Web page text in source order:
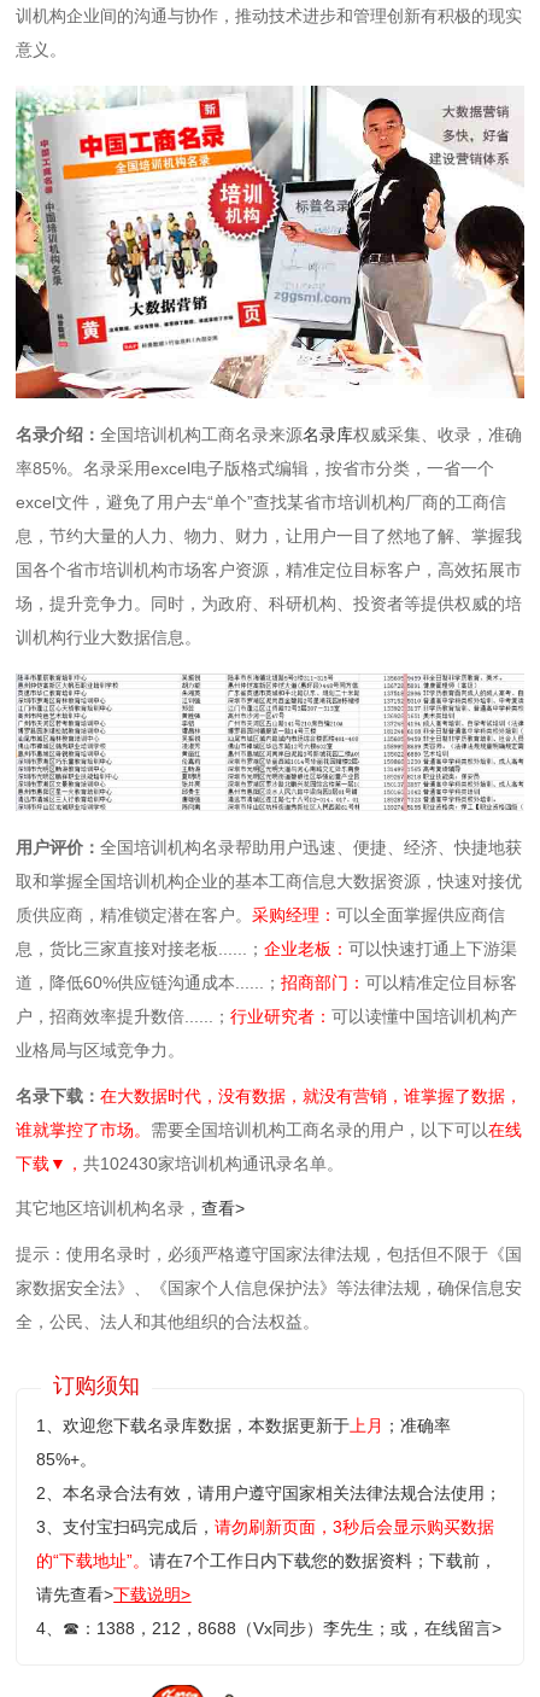
训机构企业间的沟通与协作，推动技术进步和管理创新有积极的现实
意义。
名录介绍：全国培训机构工商名录来源名录库权威采集、收录，准确
率85%。名录采用excel电子版格式编辑，按省市分类，一省一个
excel文件，避免了用户去“单个”查找某省市培训机构厂商的工商信
息，节约大量的人力、物力、财力，让用户一目了然地了解、掌握我
国各个省市培训机构市场客户资源，精准定位目标客户，高效拓展市
场，提升竞争力。同时，为政府、科研机构、投资者等提供权威的培
训机构行业大数据信息。
用户评价：全国培训机构名录帮助用户迅速、便捷、经济、快捷地获
取和掌握全国培训机构企业的基本工商信息大数据资源，快速对接优
质供应商，精准锁定潜在客户。采购经理：可以全面掌握供应商信
息，货比三家直接对接老板......；企业老板：可以快速打通上下游渠
道，降低60%供应链沟通成本......；招商部门：可以精准定位目标客
户，招商效率提升数倍......；行业研究者：可以读懂中国培训机构产
业格局与区域竞争力。
名录下载：在大数据时代，没有数据，就没有营销，谁掌握了数据，
谁就掌控了市场。 需要全国培训机构工商名录的用户，以下可以在线
下载▼，共102430家培训机构通讯录名单。
其它地区培训机构名录，查看>
提示：使用名录时，必须严格遵守国家法律法规，包括但不限于《国
家数据安全法》、《国家个人信息保护法》等‌法律法规，确保信息安
全，公民、法人和其他组织的合法权益。
订购须知
1、欢迎您下载名录库数据，本数据更新于上月 ；准确率
85%+。
2、本名录合法有效，请用户遵守国家相关法律法规合法使用；
3、支付宝扫码完成后，请勿刷新页面，3秒后会显示购买数据
的“下载地址”。请在7个工作日内下载您的数据资料；下载前，
请先查看>下载说明>
4、 ☎ ：1388，212，8688（Vx同步）李先生；或，在线留言>